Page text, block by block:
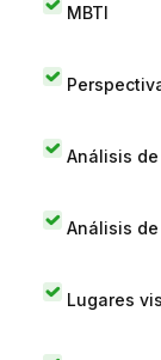
MBTI
Análisis
Análisis
Lugares